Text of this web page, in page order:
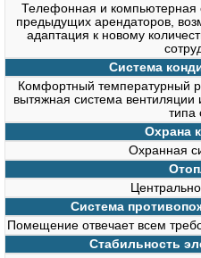
Телефонная и компьютерная
предыдущих арендаторов,
адаптация к новому
Система
Комфортный температурный
вытяжная система
типа
Охрана
Охранная
Система
Помещение отвечает всем
Стабильность